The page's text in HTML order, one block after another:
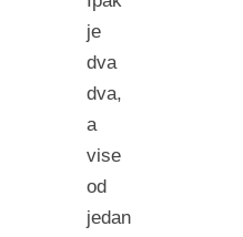
je
dva
dva,
a
vise
od
jedan